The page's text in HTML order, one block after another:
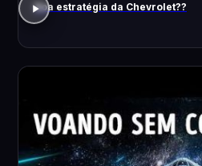
Boa estratégia da Chevrolet??